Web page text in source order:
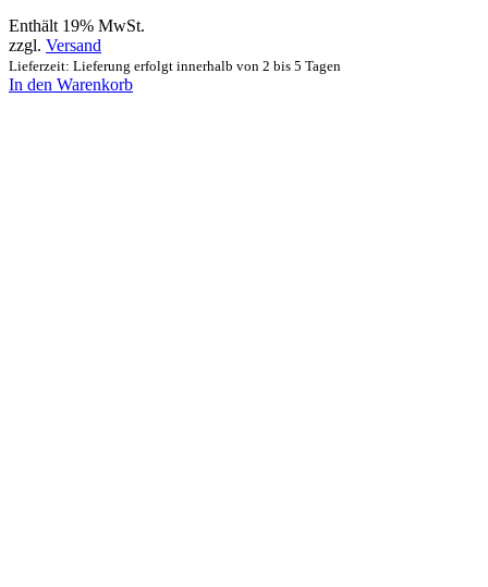
Enthält 19% MwSt.
zzgl. Versand
Lieferzeit: Lieferung erfolgt innerhalb von 2 bis 5 Tagen
In den Warenkorb